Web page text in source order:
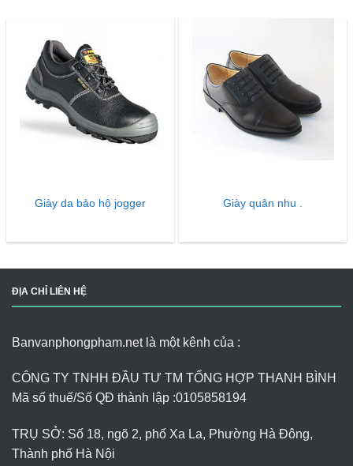
Giày da bảo hộ jogger Giày quân nhu .
ĐỊA CHỈ LIÊN HỆ
Banvanphongpham.net là một kênh của :
CÔNG TY TNHH ĐẦU TƯ TM TỔNG HỢP THANH BÌNH
Mã số thuế/Số QĐ thành lập :0105858194
TRỤ SỞ: Số 18, ngõ 2, phố Xa La, Phường Hà Đông,
Thành phố Hà Nội